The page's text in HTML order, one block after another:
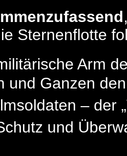
Sternenflotte
Arm
und Ganzen
– der
und